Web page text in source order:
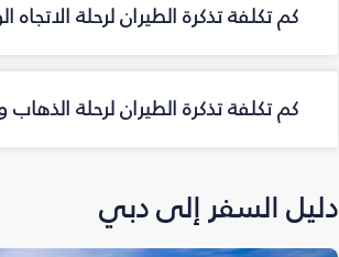
كم تكلفة تذكرة الطيران لرحلة
كم تكلفة تذكرة الطيران لرحلة
دليل السفر إلى دبي